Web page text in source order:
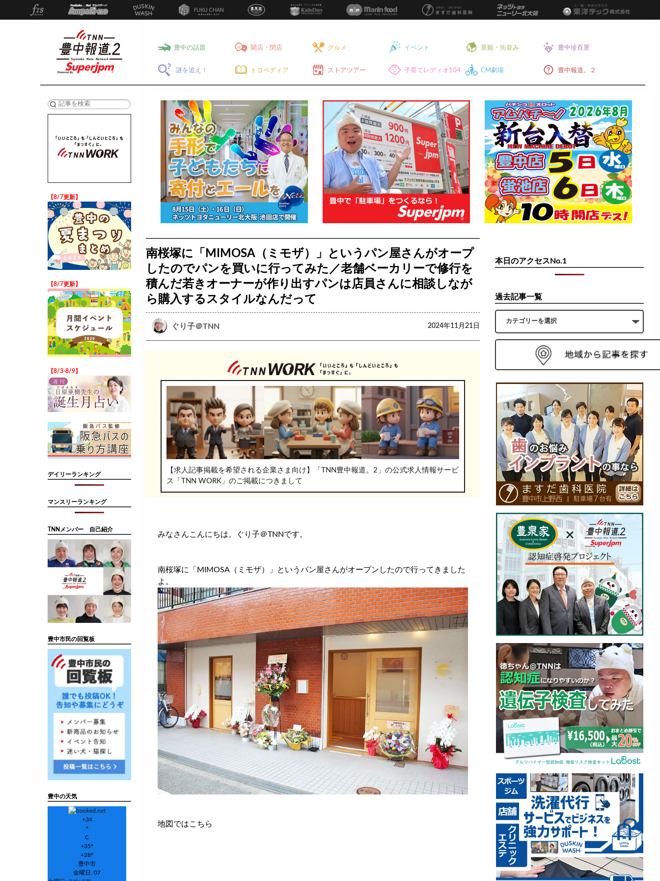
豊中の話題 開店・閉店 グルメ イベント 景観・街並み 豊中珍百景
謎を追え！ トヨペディア ストアツアー 子育てレディオ104 CM劇場 豊中報道。２
南桜塚に「MIMOSA（ミモザ）」というパン屋さんがオープ
したのでパンを買いに行ってみた／老舗ベーカリーで修行を
積んだ若きオーナーが作り出すパンは店員さんに相談しなが
ら購入するスタイルなんだって
ぐり子＠TNN 2024年11月21日
【求人記事掲載を希望される企業さま向け】「TNN豊中報道。2」の公式求人情報サービ
ス「TNN WORK」のご掲載につきまして
みなさんこんにちは。ぐり子＠TNNです。
南桜塚に「MIMOSA（ミモザ）」というパン屋さんがオープンしたので行ってきました
よ。
地図ではこちら
【8/7更新】
【8/7更新】
【8/3-8/9】
デイリーランキング
マンスリーランキング
TNNメンバー 自己紹介
豊中市民の回覧板
豊中の天気
+34
°
C
+35°
+28°
豊中市
金曜日, 07
本日のアクセスNo.1
過去記事一覧